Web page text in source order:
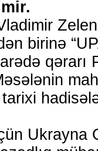
birinə
qərarı
Ukrayna